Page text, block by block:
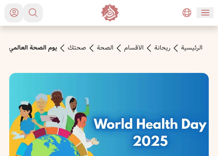
الرئیسیة ريحانة الاقسام الصحة صحتك يوم الصحة العالمي